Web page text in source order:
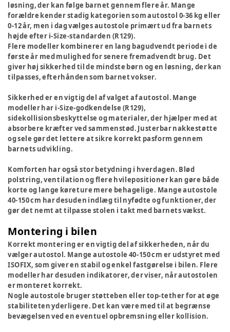
løsning, der kan følge barnet gennem flere år. Mange
forældre kender stadig kategorien som autostol 0-36 kg eller
0-12 år, men i dag vælges autostole primært ud fra barnets
højde efter i-Size-standarden (R129).
Flere modeller kombinerer en lang bagudvendt periode i de
første år med mulighed for senere fremadvendt brug. Det
giver høj sikkerhed til de mindste børn og en løsning, der kan
tilpasses, efterhånden som barnet vokser.
Sikkerhed er en vigtig del af valget af autostol. Mange
modeller har i-Size-godkendelse (R129),
sidekollisionsbeskyttelse og materialer, der hjælper med at
absorbere kræfter ved sammenstød. Justerbar nakkestøtte
og sele gør det lettere at sikre korrekt pasform gennem
barnets udvikling.
Komforten har også stor betydning i hverdagen. Blød
polstring, ventilation og flere hvilepositioner kan gøre både
korte og lange køreture mere behagelige. Mange autostole
40-150 cm har desuden indlæg til nyfødte og funktioner, der
gør det nemt at tilpasse stolen i takt med barnets vækst.
Montering i bilen
Korrekt montering er en vigtig del af sikkerheden, når du
vælger autostol. Mange autostole 40-150 cm er udstyret med
ISOFIX, som giver en stabil og enkel fastgørelse i bilen. Flere
modeller har desuden indikatorer, der viser, når autostolen
er monteret korrekt.
Nogle autostole bruger støtteben eller top-tether for at øge
stabiliteten yderligere. Det kan være med til at begrænse
bevægelsen ved en eventuel opbremsning eller kollision.